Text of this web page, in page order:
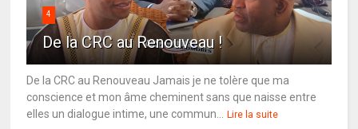
4
De la CRC au Renouveau !
De la CRC au Renouveau Jamais je ne tolère que ma
conscience et mon âme cheminent sans que naisse entre
elles un dialogue intime, une commun...
Lire la suite